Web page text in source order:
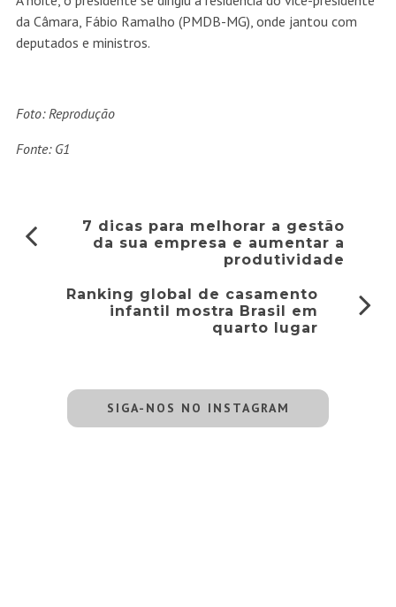
da Câmara, Fábio Ramalho (PMDB-MG), onde jantou com
deputados e ministros.
Foto: Reprodução
Fonte: G1
7 dicas para melhorar a gestão
da sua empresa e aumentar a
produtividade
Ranking global de casamento
infantil mostra Brasil em
quarto lugar
SIGA-NOS NO INSTAGRAM